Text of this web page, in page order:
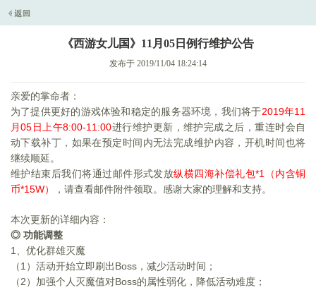
《西游女儿国》11月05日例行维护公告
发布于 2019/11/04 18:24:14
亲爱的掌命者：
为了提供更好的游戏体验和稳定的服务器环境，我们将于2019年11
月05日上午8:00-11:00进行维护更新，维护完成之后，重连时会自
动下载补丁，如果在预定时间内无法完成维护内容，开机时间也将
继续顺延。
维护结束后我们将通过邮件形式发放纵横四海补偿礼包*1（内含铜
币*15W）
，请查看邮件附件领取。感谢大家的理解和支持。
本次更新的详细内容：
◎ 功能调整
1
、优化群雄灭魔
（1）活动开始立即刷出Boss，减少活动时间；
（2）加强个人灭魔值对Boss的属性弱化，降低活动难度；